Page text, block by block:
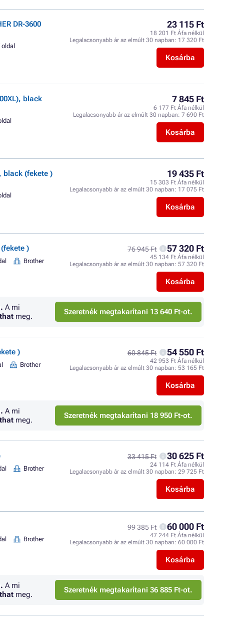
DR-3600
oldal
23 115 Ft
18 201 Ft Áfa nélkül
Legalacsonyabb ár az elmúlt 30 napban: 17 320 Ft
Kosárba
black
7 845 Ft
6 177 Ft Áfa nélkül
Legalacsonyabb ár az elmúlt 30 napban: 7 690 Ft
Kosárba
black (fekete )
19 435 Ft
15 303 Ft Áfa nélkül
Legalacsonyabb ár az elmúlt 30 napban: 17 075 Ft
Kosárba
)
Brother
76 945 Ft 57 320 Ft
45 134 Ft Áfa nélkül
Legalacsonyabb ár az elmúlt 30 napban: 57 320 Ft
Kosárba
A mi
meg. Szeretnék megtakarítani 13 640 Ft-ot.
)
Brother
60 845 Ft 54 550 Ft
42 953 Ft Áfa nélkül
Legalacsonyabb ár az elmúlt 30 napban: 53 165 Ft
Kosárba
A mi
meg. Szeretnék megtakarítani 18 950 Ft-ot.
Brother
33 415 Ft 30 625 Ft
24 114 Ft Áfa nélkül
Legalacsonyabb ár az elmúlt 30 napban: 29 725 Ft
Kosárba
Brother
99 385 Ft 60 000 Ft
47 244 Ft Áfa nélkül
Legalacsonyabb ár az elmúlt 30 napban: 60 000 Ft
Kosárba
A mi
meg. Szeretnék megtakarítani 36 885 Ft-ot.